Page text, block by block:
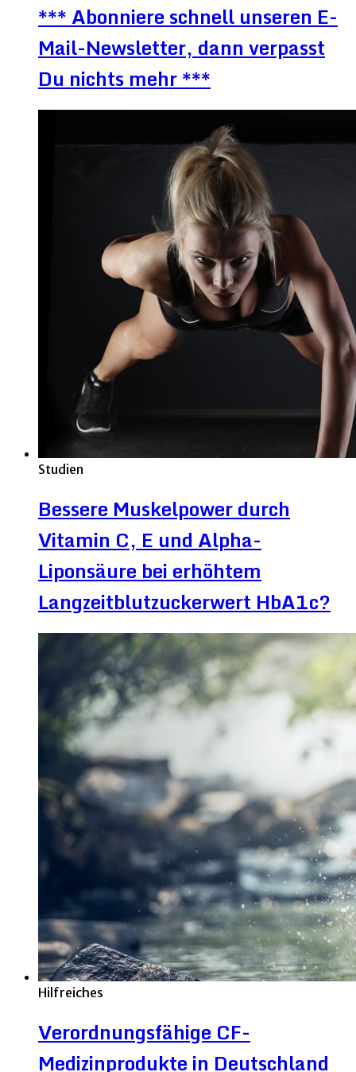
*** Abonniere schnell unseren E-
Mail-Newsletter, dann verpasst
Du nichts mehr ***
Studien
Bessere Muskelpower durch
Vitamin C, E und Alpha-
Liponsäure bei erhöhtem
Langzeitblutzuckerwert HbA1c?
Hilfreiches
Verordnungsfähige CF-
Medizinprodukte in Deutschland